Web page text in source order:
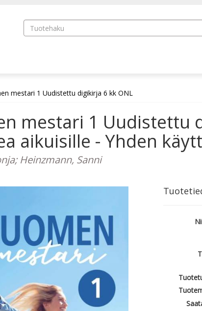
mestari 1 Uudistettu digikirja 6 kk ONL
mestari 1 Uudistettu
aikuisille - Yhden
Heinzmann, Sanni